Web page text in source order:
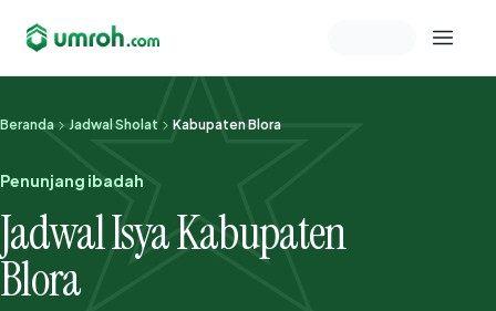
Memeriksa sesi akun
Beranda Jadwal Sholat Kabupaten Blora
Penunjang ibadah
Jadwal Isya Kabupaten
Blora